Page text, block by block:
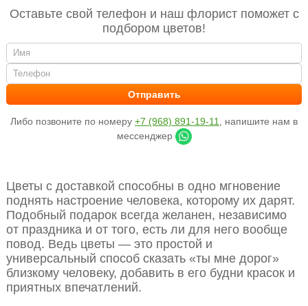
Оставьте свой телефон и наш флорист поможет с
подбором цветов!
Либо позвоните по номеру +7 (968) 891-19-11
, напишите нам в
мессенджер
Цветы с доставкой способны в одно мгновение
поднять настроение человека, которому их дарят.
Подобный подарок всегда желанен, независимо
от праздника и от того, есть ли для него вообще
повод. Ведь цветы — это простой и
универсальный способ сказать «ты мне дорог»
близкому человеку, добавить в его будни красок и
приятных впечатлений.